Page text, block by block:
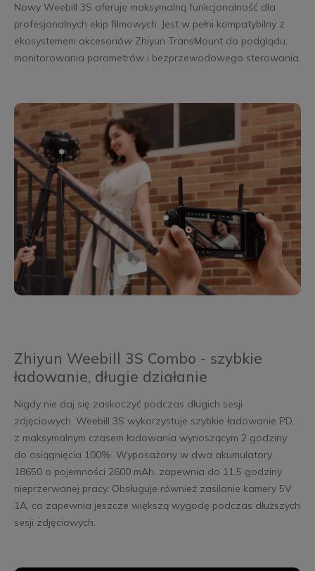
Nowy Weebill 3S oferuje maksymalną funkcjonalność dla
profesjonalnych ekip filmowych. Jest w pełni kompatybilny z
ekosystemem akcesoriów Zhiyun TransMount do podglądu,
monitorowania parametrów i bezprzewodowego sterowania.
Zhiyun Weebill 3S Combo - szybkie
ładowanie, długie działanie
Nigdy nie daj się zaskoczyć podczas długich sesji
zdjęciowych. Weebill 3S wykorzystuje szybkie ładowanie PD,
z maksymalnym czasem ładowania wynoszącym 2 godziny
do osiągnięcia 100%. Wyposażony w dwa akumulatory
18650 o pojemności 2600 mAh, zapewnia do 11,5 godziny
nieprzerwanej pracy. Obsługuje również zasilanie kamery 5V
1A, co zapewnia jeszcze większą wygodę podczas dłuższych
sesji zdjęciowych.